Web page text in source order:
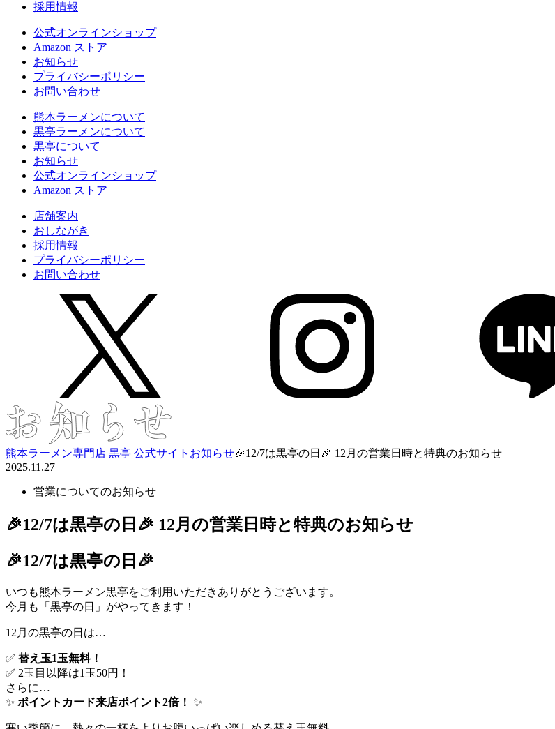
採用情報
公式オンラインショップ
Amazon ストア
お知らせ
プライバシーポリシー
お問い合わせ
熊本ラーメンについて
黒亭ラーメンについて
黒亭について
お知らせ
公式オンラインショップ
Amazon ストア
店舗案内
おしながき
採用情報
プライバシーポリシー
お問い合わせ
熊本ラーメン専門店 黒亭 公式サイト お知らせ🎉12/7は黒亭の日🎉 12月の営業日時と特典のお知らせ
2025.11.27
営業についてのお知らせ
🎉12/7は黒亭の日🎉 12月の営業日時と特典のお知らせ
🎉12/7は黒亭の日🎉
いつも熊本ラーメン黒亭をご利用いただきありがとうございます。
今月も「黒亭の日」がやってきます！
12月の黒亭の日は…
✅ 替え玉1玉無料！
✅ 2玉目以降は1玉50円！
さらに…
✨ ポイントカード来店ポイント2倍！ ✨